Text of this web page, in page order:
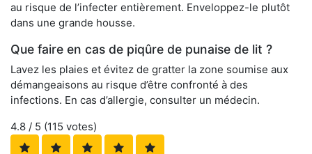
au risque de l’infecter entièrement. Enveloppez-le plutôt
dans une grande housse.
Que faire en cas de piqûre de punaise de lit ?
Lavez les plaies et évitez de gratter la zone soumise aux
démangeaisons au risque d’être confronté à des
infections. En cas d’allergie, consulter un médecin.
4.8 / 5 (115 votes)